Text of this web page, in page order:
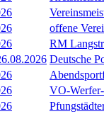
offene
RM
Deutsche
VO-